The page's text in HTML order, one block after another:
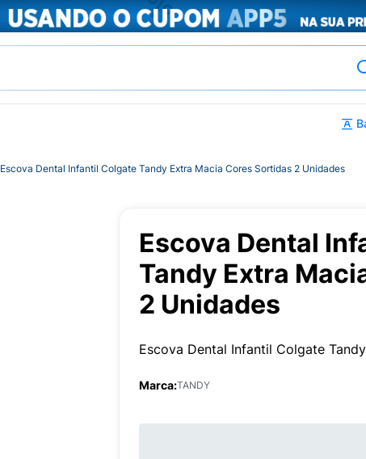
Escova Dental Infantil Colgate Tandy Extra Macia Cores Sortidas 2 Unidades
Escova Dental
Tandy Extra
2 Unidades
Escova Dental Infantil Colgate
Marca:TANDY